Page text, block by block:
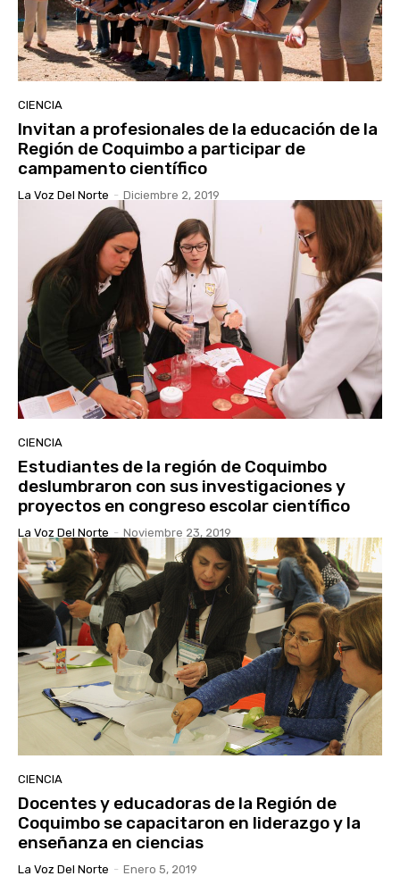
CIENCIA
Invitan a profesionales de la educación de la
Región de Coquimbo a participar de
campamento científico
La Voz Del Norte - Diciembre 2, 2019
CIENCIA
Estudiantes de la región de Coquimbo
deslumbraron con sus investigaciones y
proyectos en congreso escolar científico
La Voz Del Norte - Noviembre 23, 2019
CIENCIA
Docentes y educadoras de la Región de
Coquimbo se capacitaron en liderazgo y la
enseñanza en ciencias
La Voz Del Norte - Enero 5, 2019